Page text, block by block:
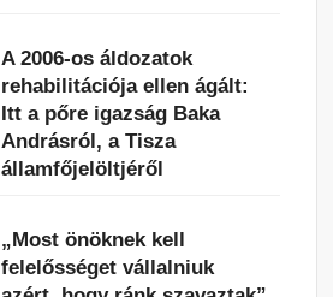
A 2006-os áldozatok
rehabilitációja ellen ágált:
Itt a pőre igazság Baka
Andrásról, a Tisza
államfőjelöltjéről
„Most önöknek kell
felelősséget vállalniuk